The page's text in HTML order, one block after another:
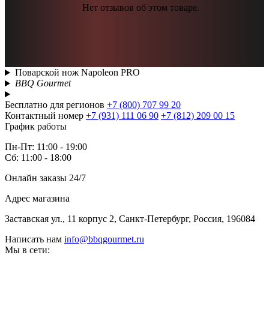
Нет отзывов об этом товаре.
Поварской нож Napoleon PRO
BBQ Gourmet
Бесплатно для регионов +7 (800) 707 99 20
Контактный номер +7 (931) 111 06 90 +7 (812) 209 00 15
График работы
Пн-Пт: 11:00 - 19:00
Сб: 11:00 - 18:00
Онлайн заказы 24/7
Адрес магазина
Заставская ул., 11 корпус 2, Санкт-Петербург, Россия, 196084
Написать нам info@bbqgourmet.ru
Мы в сети: